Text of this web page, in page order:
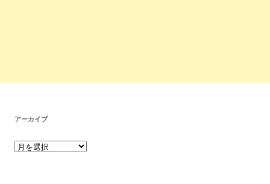
アーカイブ